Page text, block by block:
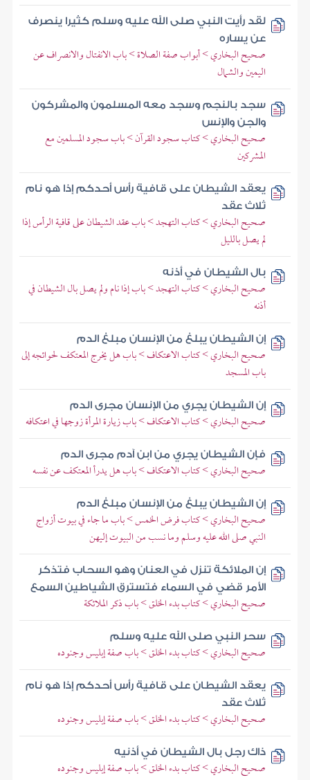
لقد رأيت النبي صلى الله عليه وسلم كثيرا ينصرف
عن يساره
صحيح البخاري > أبواب صفة الصلاة > باب الانفتال والانصراف عن
اليمين والشمال
سجد بالنجم وسجد معه المسلمون والمشركون
والجن والإنس
صحيح البخاري > كتاب سجود القرآن > باب سجود المسلمين مع
المشركين
يعقد الشيطان على قافية رأس أحدكم إذا هو نام
ثلاث عقد
صحيح البخاري > كتاب التهجد > باب عقد الشيطان على قافية الرأس إذا
لم يصل بالليل
بال الشيطان في أذنه
صحيح البخاري > كتاب التهجد > باب إذا نام ولم يصل بال الشيطان في
أذنه
إن الشيطان يبلغ من الإنسان مبلغ الدم
صحيح البخاري > كتاب الاعتكاف > باب هل يخرج المعتكف لحوائجه إلى
باب المسجد
إن الشيطان يجري من الإنسان مجرى الدم
صحيح البخاري > كتاب الاعتكاف > باب زيارة المرأة زوجها في اعتكافه
فإن الشيطان يجري من ابن آدم مجرى الدم
صحيح البخاري > كتاب الاعتكاف > باب هل يدرأ المعتكف عن نفسه
إن الشيطان يبلغ من الإنسان مبلغ الدم
صحيح البخاري > كتاب فرض الخمس > باب ما جاء في بيوت أزواج
النبي صلى الله عليه وسلم وما نسب من البيوت إليهن
إن الملائكة تنزل في العنان وهو السحاب فتذكر
الأمر قضي في السماء فتسترق الشياطين السمع
صحيح البخاري > كتاب بدء الخلق > باب ذكر الملائكة
سحر النبي صلى الله عليه وسلم
صحيح البخاري > كتاب بدء الخلق > باب صفة إبليس وجنوده
يعقد الشيطان على قافية رأس أحدكم إذا هو نام
ثلاث عقد
صحيح البخاري > كتاب بدء الخلق > باب صفة إبليس وجنوده
ذاك رجل بال الشيطان في أذنيه
صحيح البخاري > كتاب بدء الخلق > باب صفة إبليس وجنوده